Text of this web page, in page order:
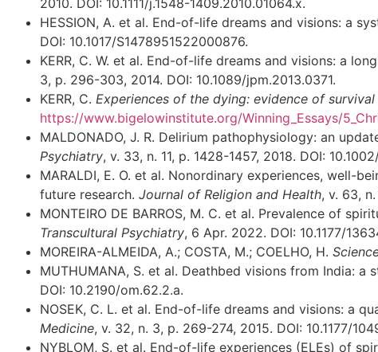
2010. DOI: 10.1111/j.1548-1409.2010.01064.x.
HESSION, A. et al. End-of-life dreams and visions: a
DOI: 10.1017/S1478951522000876.
KERR, C. W. et al. End-of-life dreams and visions: a
3, p. 296-303, 2014. DOI: 10.1089/jpm.2013.0371.
KERR, C. Experiences of the dying: evidence of
https://www.bigelowinstitute.org/Winning_Essays/
MALDONADO, J. R. Delirium pathophysiology: an
Psychiatry, v. 33, n. 11, p. 1428-1457, 2018. DOI:
MARALDI, E. O. et al. Nonordinary experiences, well-
future research. Journal of Religion and Health, v. 63,
MONTEIRO DE BARROS, M. C. et al. Prevalence of
Transcultural Psychiatry, 6 Apr. 2022. DOI: 10.1177/
MOREIRA-ALMEIDA, A.; COSTA, M.; COELHO, H.
MUTHUMANA, S. et al. Deathbed visions from India:
DOI: 10.2190/om.62.2.a.
NOSEK, C. L. et al. End-of-life dreams and visions: a
Medicine, v. 32, n. 3, p. 269-274, 2015. DOI: 10.1177/
NYBLOM, S. et al. End-of-life experiences (ELEs) of